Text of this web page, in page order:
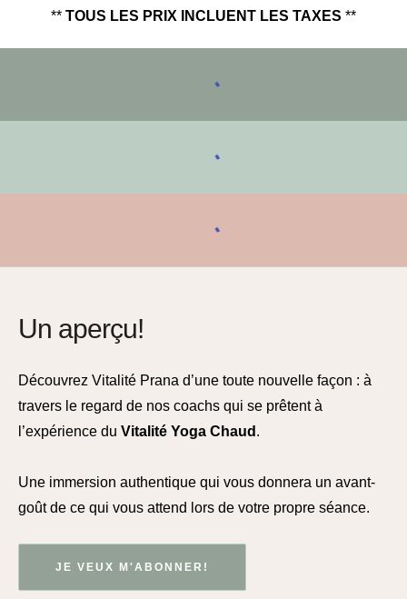
** TOUS LES PRIX INCLUENT LES TAXES **
Un aperçu!
Découvrez Vitalité Prana d’une toute nouvelle façon : à
travers le regard de nos coachs qui se prêtent à
l’expérience du Vitalité Yoga Chaud .
Une immersion authentique qui vous donnera un avant-
goût de ce qui vous attend lors de votre propre séance.
JE VEUX M'ABONNER!